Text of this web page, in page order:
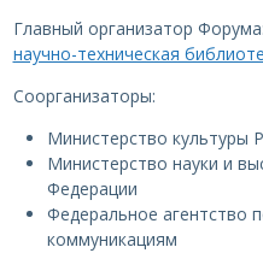
Главный организатор Форума:
научно-техническая
Соорганизаторы:
Министерство культуры
Министерство науки и
Федерации
Федеральное агентство
коммуникациям